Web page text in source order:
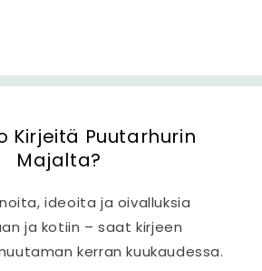
Kirjeitä Puutarhurin
Majalta?
ideoita ja oivalluksia
ja kotiin – saat kirjeen
kerran kuukaudessa.